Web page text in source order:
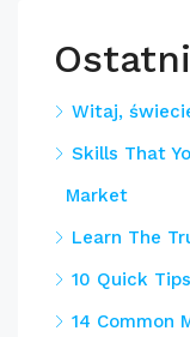
Witaj,
Skills That
Market
Learn The
10 Quick
14 Common